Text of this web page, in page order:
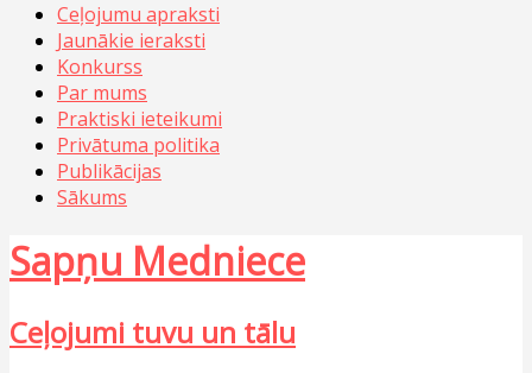
Ceļojumu apraksti
Jaunākie ieraksti
Konkurss
Par mums
Praktiski ieteikumi
Privātuma politika
Publikācijas
Sākums
Sapņu Medniece
Ceļojumi tuvu un tālu